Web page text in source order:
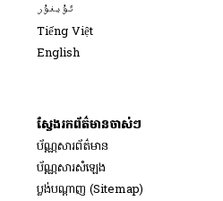
ئۇيغۇر
Tiếng Việt
English
ស្វែងរកព័ត៌មានចាស់ៗ
ប័ណ្ណសារ​ព័ត៌មាន​
ប័ណ្ណសារ​សំឡេង
ប្លង់បណ្តាញ (Sitemap)